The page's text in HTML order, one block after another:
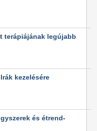
terápiájának legújabb
kezelésére
és étrend-